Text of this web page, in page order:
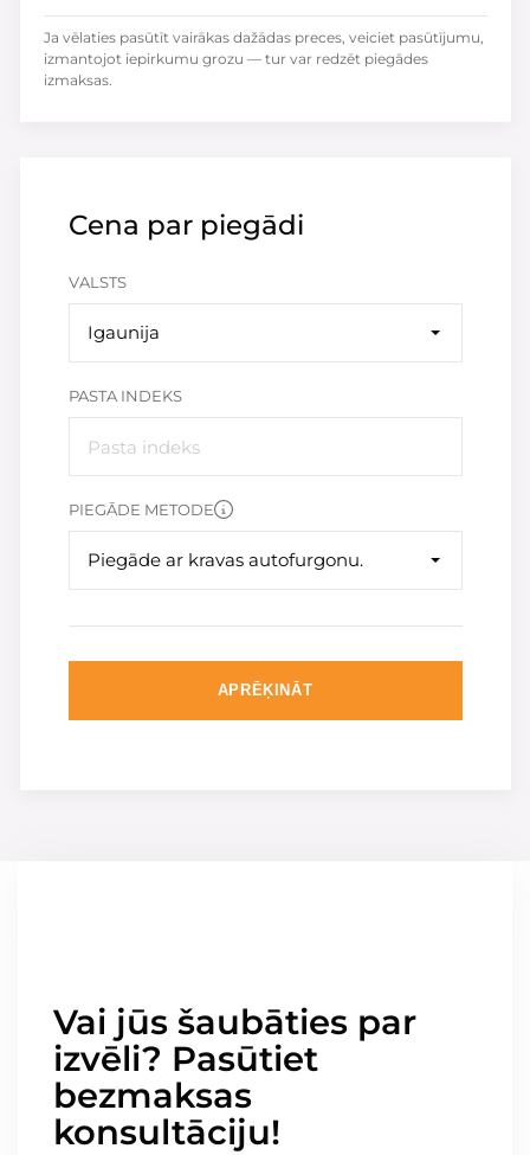
Cena par piegādi
VALSTS
Igaunija
PASTA INDEKS
PIEGĀDE METODE
Piegāde ar kravas autofurgonu.
APRĒĶINĀT
Ja vēlaties pasūtīt vairākas dažādas preces, veiciet pasūtījumu,
izmantojot iepirkumu grozu — tur var redzēt piegādes
izmaksas.
Vai jūs šaubāties par
izvēli? Pasūtiet
bezmaksas
konsultāciju!